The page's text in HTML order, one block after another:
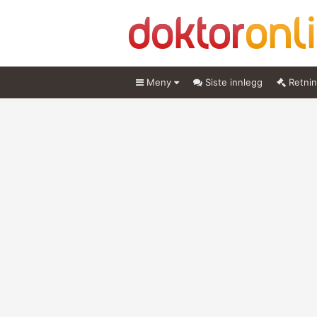
Meny Siste innlegg